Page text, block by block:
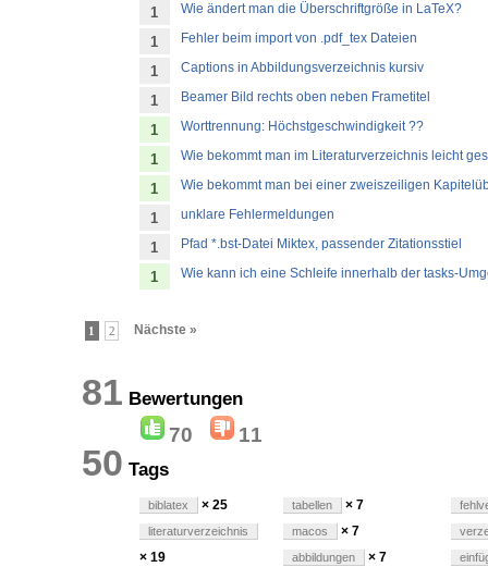
1 Wie ändert man die Überschriftgröße in LaTeX?
1 Fehler beim import von .pdf_tex Dateien
1 Captions in Abbildungsverzeichnis kursiv
1 Beamer Bild rechts oben neben Frametitel
1 Worttrennung: Höchstgeschwindigkeit ??
1 Wie bekommt man im Literaturverzeichnis leicht
1 Wie bekommt man bei einer zweiszeiligen
1 unklare Fehlermeldungen
1 Pfad *.bst-Datei Miktex, passender Zitationsstiel
1 Wie kann ich eine Schleife innerhalb der tasks-
1 2 Nächste »
81 Bewertungen
70 11
50 Tags
biblatex × 25
literaturverzeichnis
× 19
tabellen × 7
macos × 7
abbildungen × 7